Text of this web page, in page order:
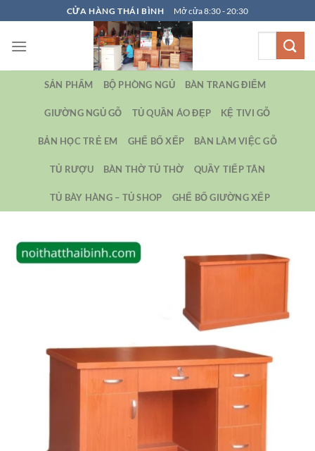
qua
nội
CỬA HÀNG THÁI BÌNH Mở cửa 8:30 - 20:30
SẢN PHẨM BỘ PHÒNG NGỦ BÀN TRANG ĐIỂM
GIƯỜNG NGỦ GỖ TỦ QUẦN ÁO ĐẸP KỆ TIVI GỖ
BẢN HỌC TRẺ EM GHẾ BỐ XẾP BÀN LÀM VIỆC GỖ
TỦ RƯỢU BÀN THỜ TỦ THỜ QUẦY TIẾP TÂN
TỦ BÀY HÀNG – TỦ SHOP GHẾ BỐ GIƯỜNG XẾP